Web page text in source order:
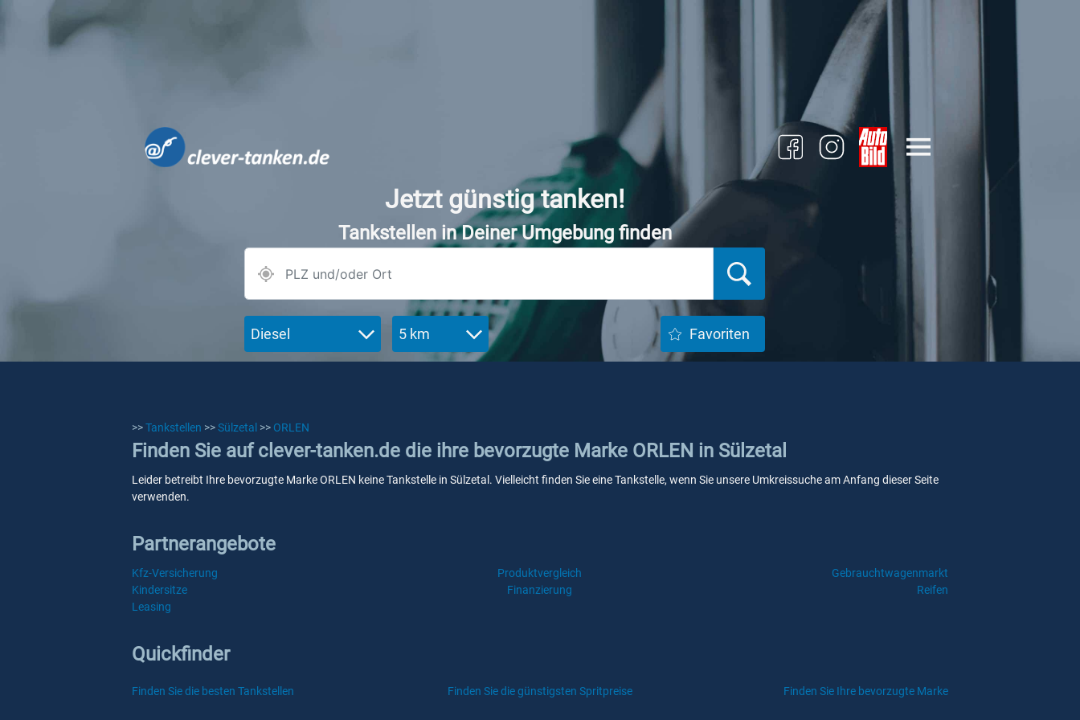
Jetzt günstig tanken!
Tankstellen in Deiner Umgebung finden
Diesel 5 km Favoriten
>>Tankstellen >>Sülzetal >> ORLEN
Finden Sie auf clever-tanken.de die ihre bevorzugte Marke ORLEN in Sülzetal
Leider betreibt Ihre bevorzugte Marke ORLEN keine Tankstelle in Sülzetal. Vielleicht finden Sie eine Tankstelle, wenn Sie unsere Umkreissuche am Anfang dieser Seite
verwenden.
Partnerangebote
Kfz-Versicherung Produktvergleich
Gebrauchtwagenmarkt
Kindersitze
Finanzierung
Reifen
Leasing
Quickfinder
Finden Sie die besten Tankstellen Finden Sie die günstigsten Spritpreise Finden Sie Ihre bevorzugte Marke